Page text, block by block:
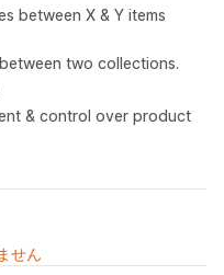
between X & Y items
two collections.
& control over product
せん